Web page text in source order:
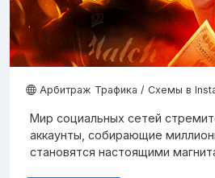
Арбитраж Трафика / Схемы в
Мир социальных сетей
аккаунты, собирающие
становятся настоящими